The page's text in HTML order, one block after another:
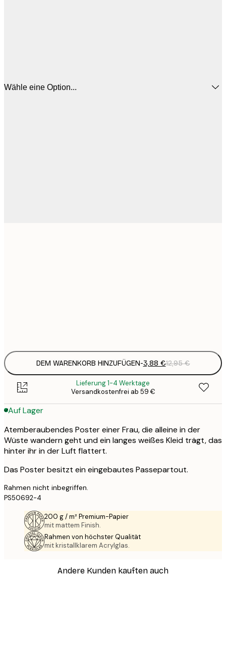
Wähle eine Option...
DEM WARENKORB HINZUFÜGEN-3,88 €12,95 €
Lieferung 1-4 Werktage
Versandkostenfrei ab 59 €
Auf Lager
Atemberaubendes Poster einer Frau, die alleine in der
Wüste wandern geht und ein langes weißes Kleid trägt, das
hinter ihr in der Luft flattert.
Das Poster besitzt ein eingebautes Passepartout.
Rahmen nicht inbegriffen.
PS50692-4
200 g / m² Premium-Papier
mit mattem Finish.
Rahmen von höchster Qualität
mit kristallklarem Acrylglas.
Andere Kunden kauften auch